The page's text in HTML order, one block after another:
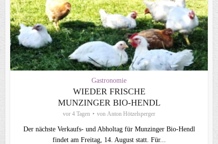
Gastronomie
WIEDER FRISCHE
MUNZINGER BIO-HENDL
vor 4 Tagen von Anton Hötzelsperger
Der nächste Verkaufs- und Abholtag für Munzinger Bio-Hendl
findet am Freitag, 14. August statt. Für...